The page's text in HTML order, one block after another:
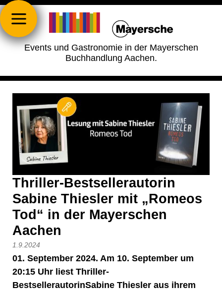
Events und Gastronomie in der Mayerschen
Buchhandlung Aachen.
Thriller-Bestsellerautorin
Sabine Thiesler mit „Romeos
Tod“ in der Mayerschen
Aachen
1.9.2024
01. September 2024. Am 10. September um
20:15 Uhr liest Thriller-
BestsellerautorinSabine Thiesler aus ihrem